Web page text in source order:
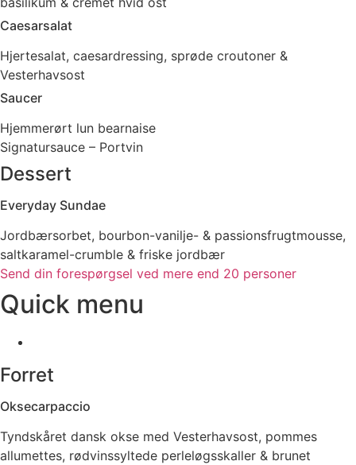
Caesarsalat
Hjertesalat, caesardressing, sprøde croutoner &
Vesterhavsost
Saucer
Hjemmerørt lun bearnaise
Signatursauce – Portvin
Dessert
Everyday Sundae
Jordbærsorbet, bourbon-vanilje- & passionsfrugtmousse,
saltkaramel-crumble & friske jordbær
Send din forespørgsel ved mere end 20 personer
Quick menu
Forret
Oksecarpaccio
Tyndskåret dansk okse med Vesterhavsost, pommes
allumettes, rødvinssyltede perleløgsskaller & brunet